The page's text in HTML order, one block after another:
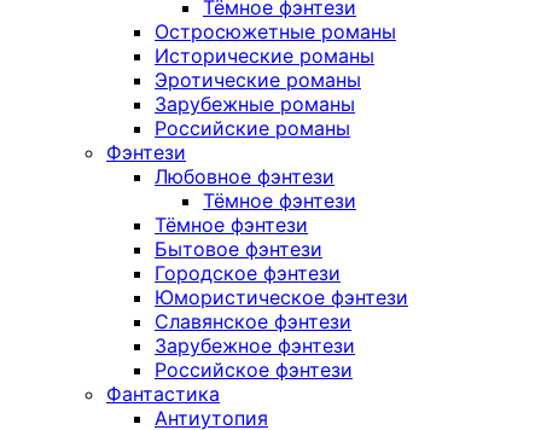
Тёмное фэнтези
Остросюжетные романы
Исторические романы
Эротические романы
Зарубежные романы
Российские романы
Фэнтези
Любовное фэнтези
Тёмное фэнтези
Тёмное фэнтези
Бытовое фэнтези
Городское фэнтези
Юмористическое фэнтези
Славянское фэнтези
Зарубежное фэнтези
Российское фэнтези
Фантастика
Антиутопия